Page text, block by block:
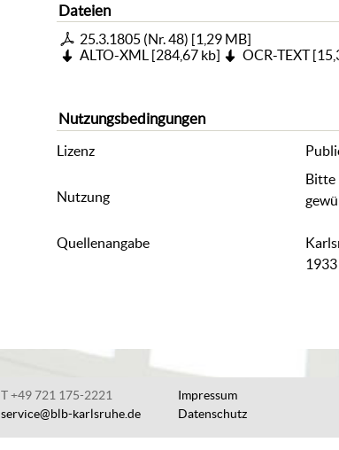
Dateien
25.3.1805 (Nr. 48) [1,29 MB]
ALTO-XML
[284,67 kb] OCR-TEXT[
Nutzungsbedingungen
Lizenz
Nutzung
Bitte
Quellenangabe
T +49 721 175-2221
service@blb-karlsruhe.de
Impressum
Datenschutz